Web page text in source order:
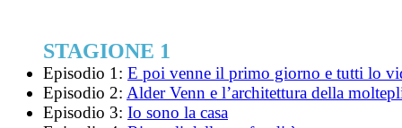
STAGIONE 1
Episodio 1: E poi venne il primo giorno e tutti lo
Episodio 2: Alder Venn e l’architettura della
Episodio 3: Io sono la casa